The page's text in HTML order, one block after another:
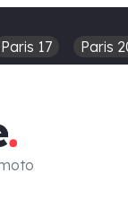
Paris 17 Paris